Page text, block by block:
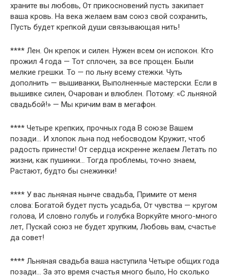
храните вы любовь, От прикосновений пусть закипает
ваша кровь. На века желаем вам союз свой сохранить,
Пусть будет крепкой души связывающая нить!
**** Лен. Он крепок и силен. Нужен всем он испокон. Кто
прожил 4 года — Тот сплочен, за все прощен. Были
мелкие грешки. То — по льну всему стежки. Чуть
дополнить — вышиванки, Выполненные мастерски. Если в
вышивке силен, Очарован и влюблен. Потому: «С льняной
свадьбой!» — Мы кричим вам в мегафон.
**** Четыре крепких, прочных года В союзе Вашем
позади… И хлопок льна под небосводом Кружит, чтоб
радость принести! От сердца искренне желаем Летать по
жизни, как пушинки… Тогда проблемы, точно знаем,
Растают, будто бы снежинки!
**** У вас льняная нынче свадьба, Примите от меня
слова: Богатой будет пусть усадьба, От чувства — кругом
голова, И словно голубь и голубка Воркуйте много-много
лет, Пускай союз не будет хрупким, Любовь вам, счастье
да совет!
**** Льняная свадьба ваша наступила Четыре общих года
позади… За это время счастья много было, Но сколько